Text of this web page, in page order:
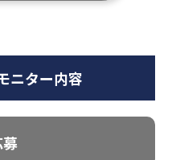
ニター内容
募